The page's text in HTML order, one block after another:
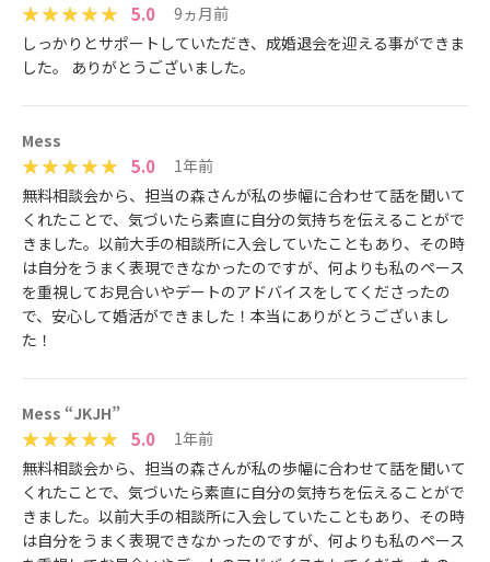
5.0
9ヵ月前
しっかりとサポートしていただき、成婚退会を迎える事ができま
した。 ありがとうございました。
Mess
5.0
1年前
無料相談会から、担当の森さんが私の歩幅に合わせて話を聞いて
くれたことで、気づいたら素直に自分の気持ちを伝えることがで
きました。以前大手の相談所に入会していたこともあり、その時
は自分をうまく表現できなかったのですが、何よりも私のペース
を重視してお見合いやデートのアドバイスをしてくださったの
で、安心して婚活ができました！本当にありがとうございまし
た！
Mess “JKJH”
5.0
1年前
無料相談会から、担当の森さんが私の歩幅に合わせて話を聞いて
くれたことで、気づいたら素直に自分の気持ちを伝えることがで
きました。以前大手の相談所に入会していたこともあり、その時
は自分をうまく表現できなかったのですが、何よりも私のペース